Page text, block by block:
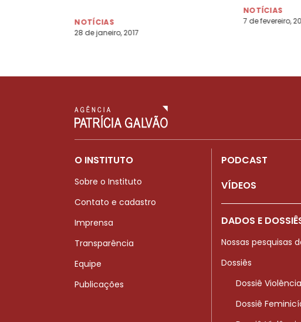
NOTÍCIAS
28 de janeiro, 2017
NOTÍCIAS
7 de fevereiro,
O INSTITUTO
Sobre o Instituto
Contato e cadastro
Imprensa
Transparência
Equipe
Publicações
PODCAST
VÍDEOS
DADOS E
Nossas pesquisas
Dossiês
Dossiê
Dossiê